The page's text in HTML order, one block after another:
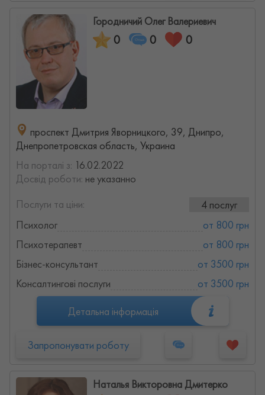
Городничий Олег Валериевич
0 0 0
проспект Дмитрия Яворницкого, 39, Днипро,
Днепропетровская область, Украина
На порталі з: 16.02.2022
Досвід роботи: не указанно
Послуги та ціни:
4 послуг
Психолог
от 800 грн
Психотерапевт
от 800 грн
Бізнес-консультант
от 3500 грн
Консалтингові послуги
от 3500 грн
Детальна інформація
Запропонувати роботу
Наталья Викторовна Дмитерко